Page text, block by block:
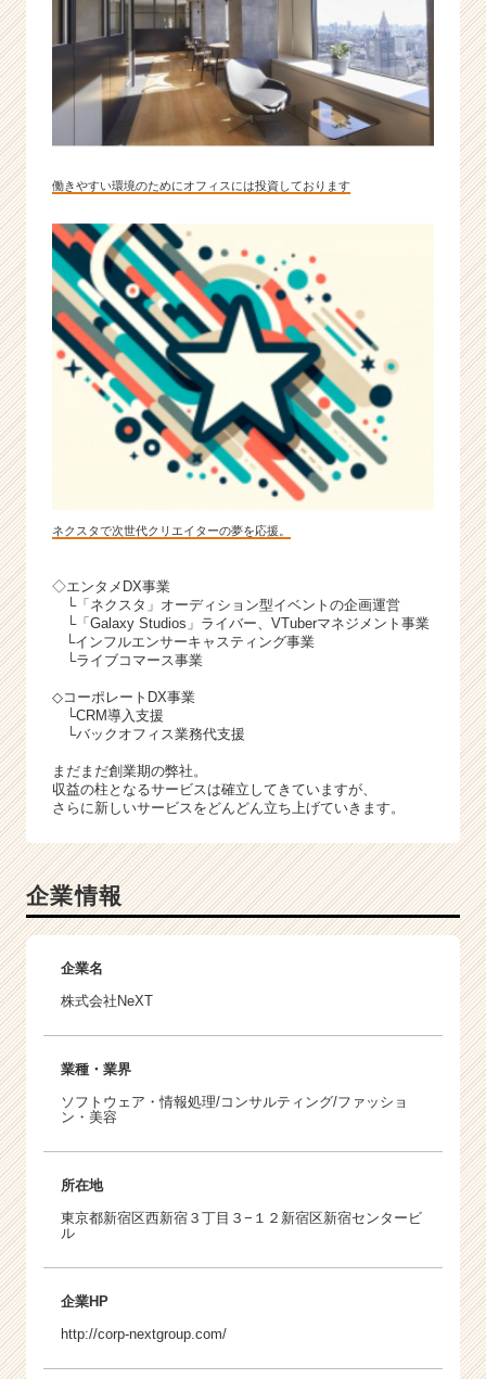
ア
（C
h
e
C
r
e
r）
働きやすい環境のためにオフィスには投資しております
ネクスタで次世代クリエイターの夢を応援。
◇エンタメDX事業
└「ネクスタ」オーディション型イベントの企画運営
└「Galaxy Studios」ライバー、VTuberマネジメント事業
└インフルエンサーキャスティング事業
└ライブコマース事業
◇コーポレートDX事業
└CRM導入支援
└バックオフィス業務代支援
まだまだ創業期の弊社。
収益の柱となるサービスは確立してきていますが、
さらに新しいサービスをどんどん立ち上げていきます。
企業情報
企業名
株式会社NeXT
業種・業界
ソフトウェア・情報処理/コンサルティング/ファッショ
ン・美容
所在地
東京都新宿区西新宿３丁目３−１２新宿区新宿センタービ
ル
企業HP
http://corp-nextgroup.com/